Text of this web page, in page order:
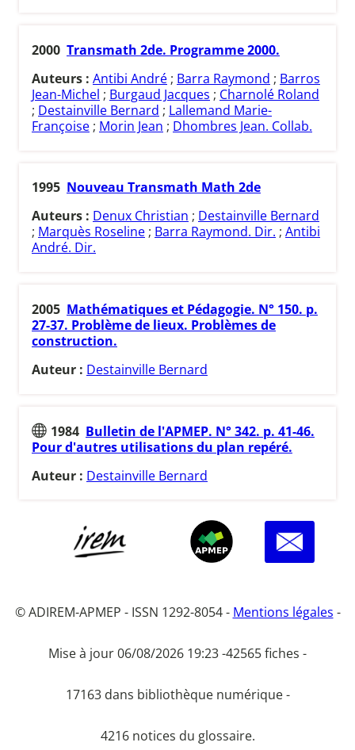
2000 Transmath 2de. Programme 2000.
Auteurs : Antibi André ; Barra Raymond ; Barros
Jean-Michel ; Burgaud Jacques ; Charnolé Roland
; Destainville Bernard ; Lallemand Marie-
Françoise ; Morin Jean ; Dhombres Jean. Collab.
1995 Nouveau Transmath Math 2de
Auteurs : Denux Christian ; Destainville Bernard
; Marquès Roseline ; Barra Raymond. Dir. ; Antibi
André. Dir.
2005 Mathématiques et Pédagogie. N° 150. p.
27-37. Problème de lieux. Problèmes de
construction.
Auteur : Destainville Bernard
1984 Bulletin de l'APMEP. N° 342. p. 41-46.
Pour d'autres utilisations du plan repéré.
Auteur : Destainville Bernard
© ADIREM-APMEP - ISSN 1292-8054 - Mentions légales -
Mise à jour 06/08/2026 19:23 -42565 fiches -
17163 dans bibliothèque numérique -
4216 notices du glossaire.